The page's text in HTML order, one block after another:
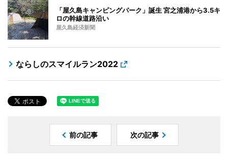
「屋久島キャンピングパーク」誕生 宮之浦港から3.5キ
ロの幹線道路沿い
屋久島経済新聞
ならしのスマイルラン2022
前の記事 次の記事